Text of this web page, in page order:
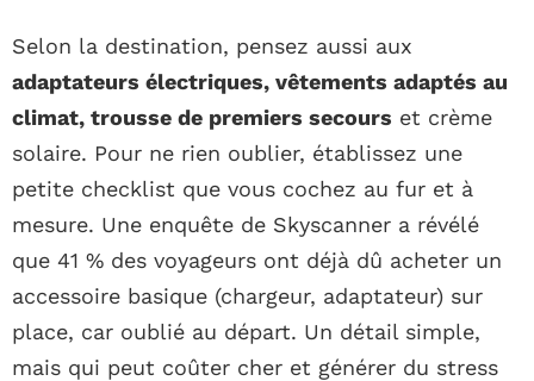
Selon la destination, pensez aussi aux
adaptateurs électriques, vêtements adaptés au
climat, trousse de premiers secours et crème
solaire. Pour ne rien oublier, établissez une
petite checklist que vous cochez au fur et à
mesure. Une enquête de Skyscanner a révélé
que 41 % des voyageurs ont déjà dû acheter un
accessoire basique (chargeur, adaptateur) sur
place, car oublié au départ. Un détail simple,
mais qui peut coûter cher et générer du stress